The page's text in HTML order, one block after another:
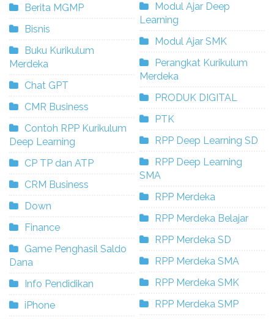
Berita MGMP
Bisnis
Buku Kurikulum
Merdeka
Chat GPT
CMR Business
Contoh RPP Kurikulum
Deep Learning
CP TP dan ATP
CRM Business
Down
Finance
Game Penghasil Saldo
Dana
Info Pendidikan
iPhone
Modul Ajar Deep
Learning
Modul Ajar SMK
Perangkat Kurikulum
Merdeka
PRODUK DIGITAL
PTK
RPP Deep Learning SD
RPP Deep Learning
SMA
RPP Merdeka
RPP Merdeka Belajar
RPP Merdeka SD
RPP Merdeka SMA
RPP Merdeka SMK
RPP Merdeka SMP